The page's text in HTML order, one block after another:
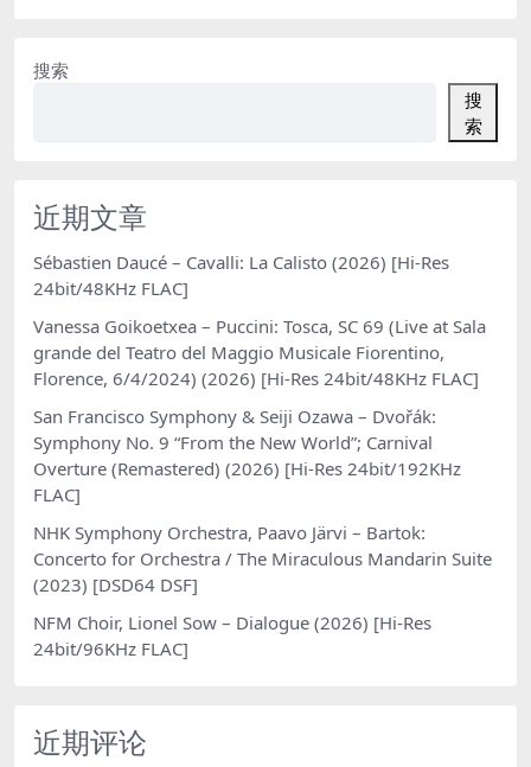
搜索
搜
索
近期文章
Sébastien Daucé – Cavalli: La Calisto (2026) [Hi-Res
24bit/48KHz FLAC]
Vanessa Goikoetxea – Puccini: Tosca, SC 69 (Live at Sala
grande del Teatro del Maggio Musicale Fiorentino,
Florence, 6/4/2024) (2026) [Hi-Res 24bit/48KHz FLAC]
San Francisco Symphony & Seiji Ozawa – Dvořák:
Symphony No. 9 “From the New World”; Carnival
Overture (Remastered) (2026) [Hi-Res 24bit/192KHz
FLAC]
NHK Symphony Orchestra, Paavo Järvi – Bartok:
Concerto for Orchestra / The Miraculous Mandarin Suite
(2023) [DSD64 DSF]
NFM Choir, Lionel Sow – Dialogue (2026) [Hi-Res
24bit/96KHz FLAC]
近期评论